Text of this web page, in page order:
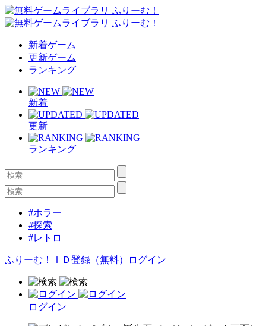
新着ゲーム
更新ゲーム
ランキング
新着
更新
ランキング
#ホラー
#探索
#レトロ
ふりーむ！ＩＤ登録（無料） ログイン
ログイン